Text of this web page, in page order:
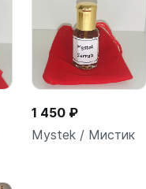
1 450 ₽
Mystek / Мистик